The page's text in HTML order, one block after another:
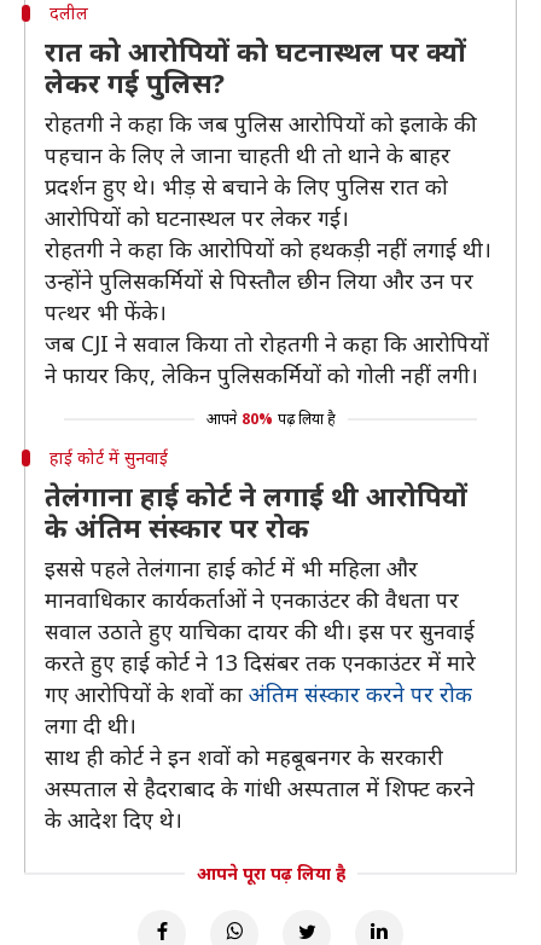
दलील
रात को आरोपियों को घटनास्थल पर क्यों
लेकर गई पुलिस?
रोहतगी ने कहा कि जब पुलिस आरोपियों को इलाके की
पहचान के लिए ले जाना चाहती थी तो थाने के बाहर
प्रदर्शन हुए थे। भीड़ से बचाने के लिए पुलिस रात को
आरोपियों को घटनास्थल पर लेकर गई।
रोहतगी ने कहा कि आरोपियों को हथकड़ी नहीं लगाई थी।
उन्होंने पुलिसकर्मियों से पिस्तौल छीन लिया और उन पर
पत्थर भी फेंके।
जब CJI ने सवाल किया तो रोहतगी ने कहा कि आरोपियों
ने फायर किए, लेकिन पुलिसकर्मियों को गोली नहीं लगी।
आपने 80% पढ़ लिया है
हाई कोर्ट में सुनवाई
तेलंगाना हाई कोर्ट ने लगाई थी आरोपियों
के अंतिम संस्कार पर रोक
इससे पहले तेलंगाना हाई कोर्ट में भी महिला और
मानवाधिकार कार्यकर्ताओं ने एनकाउंटर की वैधता पर
सवाल उठाते हुए याचिका दायर की थी। इस पर सुनवाई
करते हुए हाई कोर्ट ने 13 दिसंबर तक एनकाउंटर में मारे
गए आरोपियों के शवों का अंतिम संस्कार करने पर रोक
लगा दी थी।
साथ ही कोर्ट ने इन शवों को महबूबनगर के सरकारी
अस्पताल से हैदराबाद के गांधी अस्पताल में शिफ्ट करने
के आदेश दिए थे।
आपने पूरा पढ़ लिया है